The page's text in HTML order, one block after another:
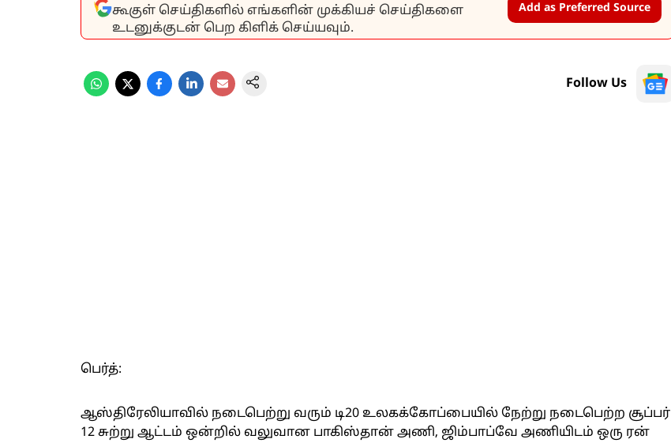
கூகுள் செய்திகளில் எங்களின் முக்கியச் செய்திகளை
உடனுக்குடன் பெற கிளிக் செய்யவும்.
Add as Preferred Source
Follow Us
பெர்த்:
ஆஸ்திரேலியாவில் நடைபெற்று வரும் டி20 உலகக்கோப்பையில் நேற்று நடைபெற்ற சூப்பர்
12 சுற்று ஆட்டம் ஒன்றில் வலுவான பாகிஸ்தான் அணி, ஜிம்பாப்வே அணியிடம் ஒரு ரன்